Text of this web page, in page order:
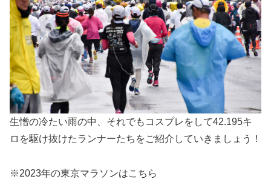
生憎の冷たい雨の中、それでもコスプレをして42.195キ
ロを駆け抜けたランナーたちをご紹介していきましょう！
※2023年の東京マラソンはこちら